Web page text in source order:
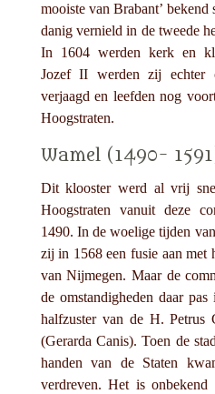
mooiste van Brabant’
danig vernield in de tweede
In 1604 werden kerk en
Jozef II werden zij echter
verjaagd en leefden nog
Hoogstraten.
Wamel (1490-
Dit klooster werd al vrij
Hoogstraten vanuit deze
1490. In de woelige tijden
zij in 1568 een fusie aan met
van Nijmegen. Maar de
de omstandigheden daar
halfzuster van de H. Petrus
(Gerarda Canis). Toen de
handen van de Staten
verdreven. Het is onbekend